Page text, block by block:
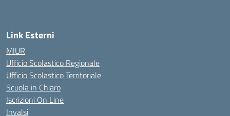
Link Esterni
MIUR
Ufficio Scolastico Regionale
Ufficio Scolastico Territoriale
Scuola in Chiaro
Iscrizioni On Line
Invalsi